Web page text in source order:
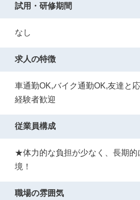
試用・研修期間
なし
求人の特徴
車通勤OK,バイク通勤OK,友達と
経験者歓迎
従業員構成
★体力的な負担が少なく、長期的
境！
職場の雰囲気